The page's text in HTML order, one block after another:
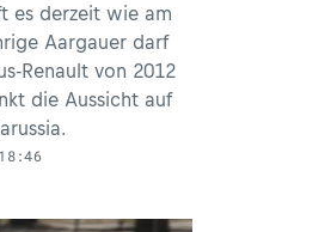
es derzeit wie am
Aargauer darf
Renault von 2012
die Aussicht auf